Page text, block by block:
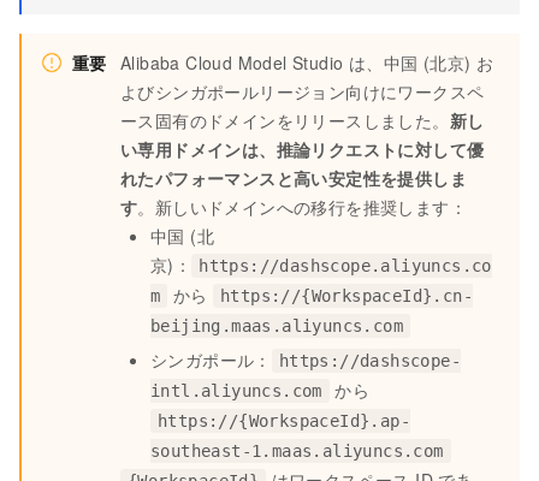
重要 Alibaba Cloud Model Studio は、中国 (北京) お
よびシンガポールリージョン向けにワークスペ
ース固有のドメインをリリースしました。 新し
い専用ドメインは、推論リクエストに対して優
れたパフォーマンスと高い安定性を提供しま
す。新しいドメインへの移行を推奨します：
中国 (北
京)：
https://dashscope.aliyuncs.co
m
から
https://{WorkspaceId}.cn-
beijing.maas.aliyuncs.com
シンガポール：
https://dashscope-
intl.aliyuncs.com
から
https://{WorkspaceId}.ap-
southeast-1.maas.aliyuncs.com